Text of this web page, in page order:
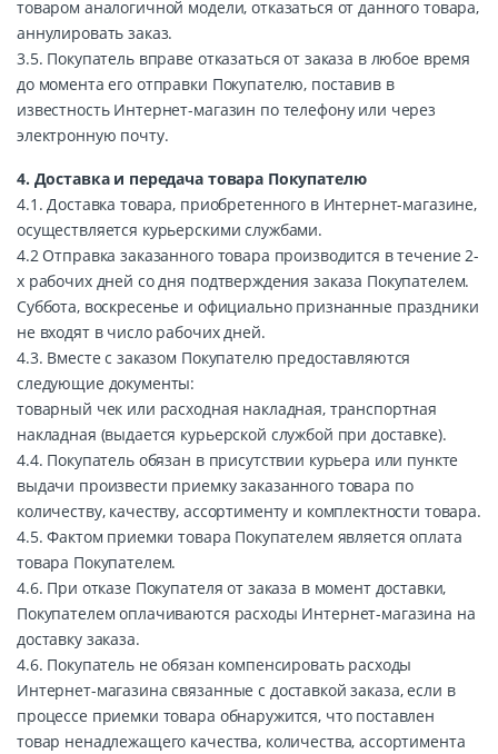
товаром аналогичной модели, отказаться от данного товара,
аннулировать заказ.
3.5. Покупатель вправе отказаться от заказа в любое время
до момента его отправки Покупателю, поставив в
известность Интернет-магазин по телефону или через
электронную почту.
4. Доставка и передача товара Покупателю
4.1. Доставка товара, приобретенного в Интернет-магазине,
осуществляется курьерскими службами.
4.2 Отправка заказанного товара производится в течение 2-
х рабочих дней со дня подтверждения заказа Покупателем.
Суббота, воскресенье и официально признанные праздники
не входят в число рабочих дней.
4.3. Вместе с заказом Покупателю предоставляются
следующие документы:
товарный чек или расходная накладная, транспортная
накладная (выдается курьерской службой при доставке).
4.4. Покупатель обязан в присутствии курьера или пункте
выдачи произвести приемку заказанного товара по
количеству, качеству, ассортименту и комплектности товара.
4.5. Фактом приемки товара Покупателем является оплата
товара Покупателем.
4.6. При отказе Покупателя от заказа в момент доставки,
Покупателем оплачиваются расходы Интернет-магазина на
доставку заказа.
4.6. Покупатель не обязан компенсировать расходы
Интернет-магазина связанные с доставкой заказа, если в
процессе приемки товара обнаружится, что поставлен
товар ненадлежащего качества, количества, ассортимента